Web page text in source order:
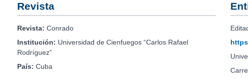
Revista
Revista: Conrado
Institución: Universidad de Cienfuegos “Carlos Rafael
Rodríguez”
País: Cuba